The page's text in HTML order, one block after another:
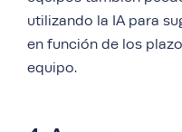
utilizando la IA para
en función de los
equipo.